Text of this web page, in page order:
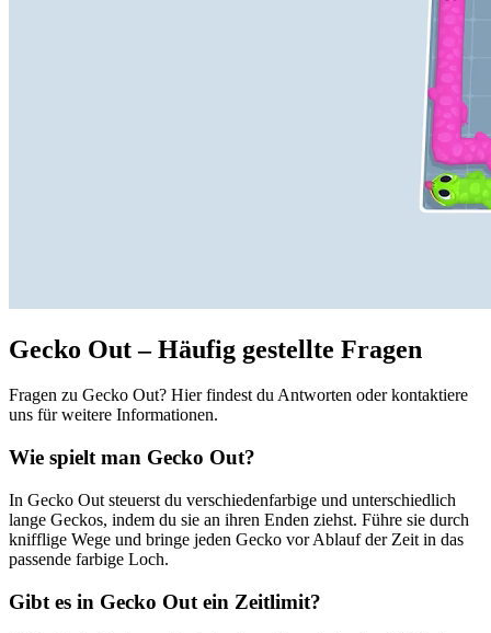
Gecko Out – Häufig gestellte Fragen
Fragen zu Gecko Out? Hier findest du Antworten oder kontaktiere
uns für weitere Informationen.
Wie spielt man Gecko Out?
In Gecko Out steuerst du verschiedenfarbige und unterschiedlich
lange Geckos, indem du sie an ihren Enden ziehst. Führe sie durch
knifflige Wege und bringe jeden Gecko vor Ablauf der Zeit in das
passende farbige Loch.
Gibt es in Gecko Out ein Zeitlimit?